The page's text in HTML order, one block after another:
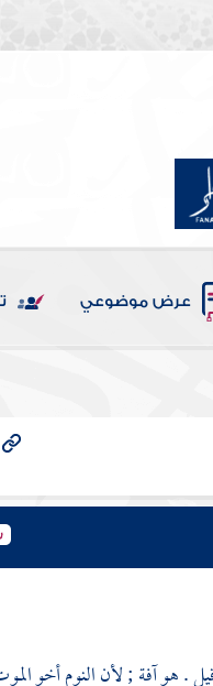
عرض موضوعي
. هو آفة ; لأن النوم أخو